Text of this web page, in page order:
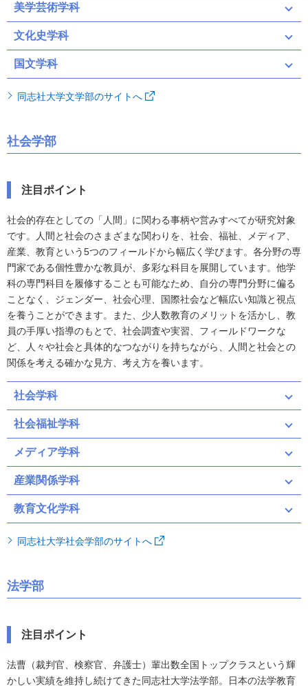
美学芸術学科
文化史学科
国文学科
同志社大学文学部のサイトへ
社会学部
注目ポイント
社会的存在としての「人間」に関わる事柄や営みすべてが研究対象
です。人間と社会のさまざまな関わりを、社会、福祉、メディア、
産業、教育という5つのフィールドから幅広く学びます。各分野の専
門家である個性豊かな教員が、多彩な科目を展開しています。他学
科の専門科目を履修することも可能なため、自分の専門分野に偏る
ことなく、ジェンダー、社会心理、国際社会など幅広い知識と視点
を養うことができます。また、少人数教育のメリットを活かし、教
員の手厚い指導のもとで、社会調査や実習、フィールドワークな
ど、人々や社会と具体的なつながりを持ちながら、人間と社会との
関係を考える確かな見方、考え方を養います。
社会学科
社会福祉学科
メディア学科
産業関係学科
教育文化学科
同志社大学社会学部のサイトへ
法学部
注目ポイント
法曹（裁判官、検察官、弁護士）輩出数全国トップクラスという輝
かしい実績を維持し続けてきた同志社大学法学部。日本の法学教育